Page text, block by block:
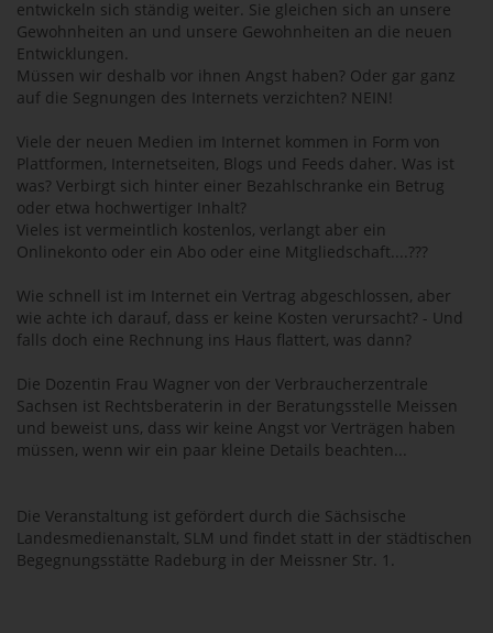
entwickeln sich ständig weiter. Sie gleichen sich an unsere
Gewohnheiten an und unsere Gewohnheiten an die neuen
Entwicklungen.
Müssen wir deshalb vor ihnen Angst haben? Oder gar ganz
auf die Segnungen des Internets verzichten? NEIN!
Viele der neuen Medien im Internet kommen in Form von
Plattformen, Internetseiten, Blogs und Feeds daher. Was ist
was? Verbirgt sich hinter einer Bezahlschranke ein Betrug
oder etwa hochwertiger Inhalt?
Vieles ist vermeintlich kostenlos, verlangt aber ein
Onlinekonto oder ein Abo oder eine Mitgliedschaft....???
Wie schnell ist im Internet ein Vertrag abgeschlossen, aber
wie achte ich darauf, dass er keine Kosten verursacht? - Und
falls doch eine Rechnung ins Haus flattert, was dann?
Die Dozentin Frau Wagner von der Verbraucherzentrale
Sachsen ist Rechtsberaterin in der Beratungsstelle Meissen
und beweist uns, dass wir keine Angst vor Verträgen haben
müssen, wenn wir ein paar kleine Details beachten...
Die Veranstaltung ist gefördert durch die Sächsische
Landesmedienanstalt, SLM und findet statt in der städtischen
Begegnungsstätte Radeburg in der Meissner Str. 1.